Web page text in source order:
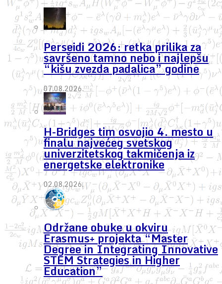
Perseidi 2026: retka prilika za
savršeno tamno nebo i najlepšu
“kišu zvezda padalica” godine
07.08.2026.
H-Bridges tim osvojio 4. mesto u
finalu najvećeg svetskog
univerzitetskog takmičenja iz
energetske elektronike
02.08.2026.
Održane obuke u okviru
Erasmus+ projekta “Master
Degree in Integrating Innovative
STEM Strategies in Higher
Education”